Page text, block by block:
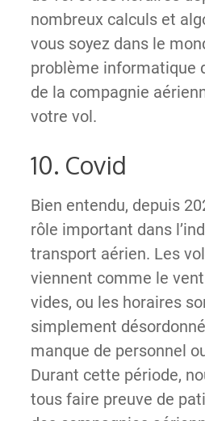
nombreux calculs et
vous soyez dans le
problème informatique
de la compagnie
votre vol.
10. Covid
Bien entendu, depuis
rôle important dans
transport aérien. Les
viennent comme le
vides, ou les horaires
simplement
manque de personnel
Durant cette période,
tous faire preuve de